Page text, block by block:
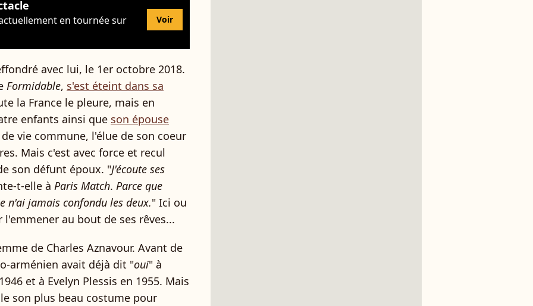
en tournée sur Voir
avec lui, le 1er octobre 2018.
Formidable, s'est éteint dans sa
la France le pleure, mais en
enfants ainsi que son épouse
vie commune, l'élue de son coeur
Mais c'est avec force et recul
son défunt époux. "J'écoute ses
t-elle à Paris Match. Parce que
n'ai jamais confondu les deux." Ici ou
au bout de ses rêves...
de Charles Aznavour. Avant de
arménien avait déjà dit "oui" à
et à Evelyn Plessis en 1955. Mais
son plus beau costume pour